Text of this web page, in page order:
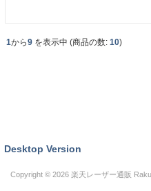
1から9 を表示中 (商品の数: 10)
Desktop Version
Copyright © 2026 楽天レーザー通販